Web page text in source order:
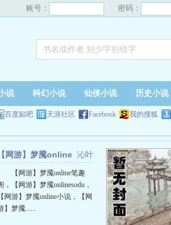
账号： 密码：
说 科幻小说 仙侠小说 历史小说
百度贴吧 天涯社区 Facebook 我的搜狐
沁叶
【网游】梦魇online
【网游】梦魇online笔趣
，【网游】梦魇onlinesodu，
【网游】梦魇online小说，【网
】梦魇......